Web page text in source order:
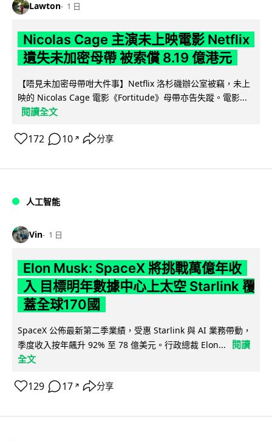
Lawton 1 日
Nicolas Cage 主演未上映電影 Netflix
遺失未加密母帶 被索償 8.19 億港元
【唔見未加密母帶咁大件事】Netflix 洛杉磯辦公室被竊，未上
映的 Nicolas Cage 電影《Fortitude》母帶亦告失蹤。電影...
閱讀全文
172 10 ↗ 分享
人工智能
Vin 1 日
Elon Musk: SpaceX 將挑戰萬億年收
入 目標明年數據中心上太空 Starlink 覆
蓋全球170國
SpaceX 公佈最新第二季業績，受惠 Starlink 與 AI 業務帶動，
季度收入按年飆升 92% 至 78 億美元。行政總裁 Elon...
閱讀
全文
129 17 ↗ 分享